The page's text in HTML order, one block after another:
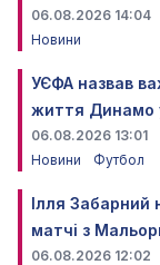
06.08.2026 14:04
Новини
УЄФА назвав
життя Динамо
06.08.2026 13:01
Новини
Футбол
Ілля
матчі з
06.08.2026 12:02